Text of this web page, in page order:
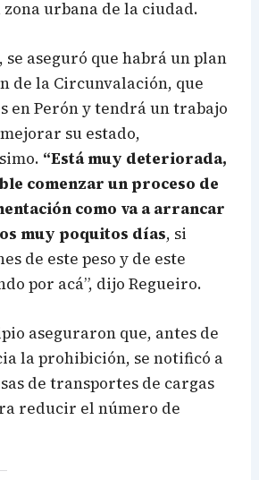
urbana de la ciudad.
aseguró que habrá un plan
de la Circunvalación, que
en Perón y tendrá un trabajo
su estado,
“Está muy deteriorada,
comenzar un proceso de
como va a arrancar
muy poquitos días, si
de este peso y de este
por acá”, dijo Regueiro.
aseguraron que, antes de
la prohibición, se notificó a
de transportes de cargas
reducir el número de